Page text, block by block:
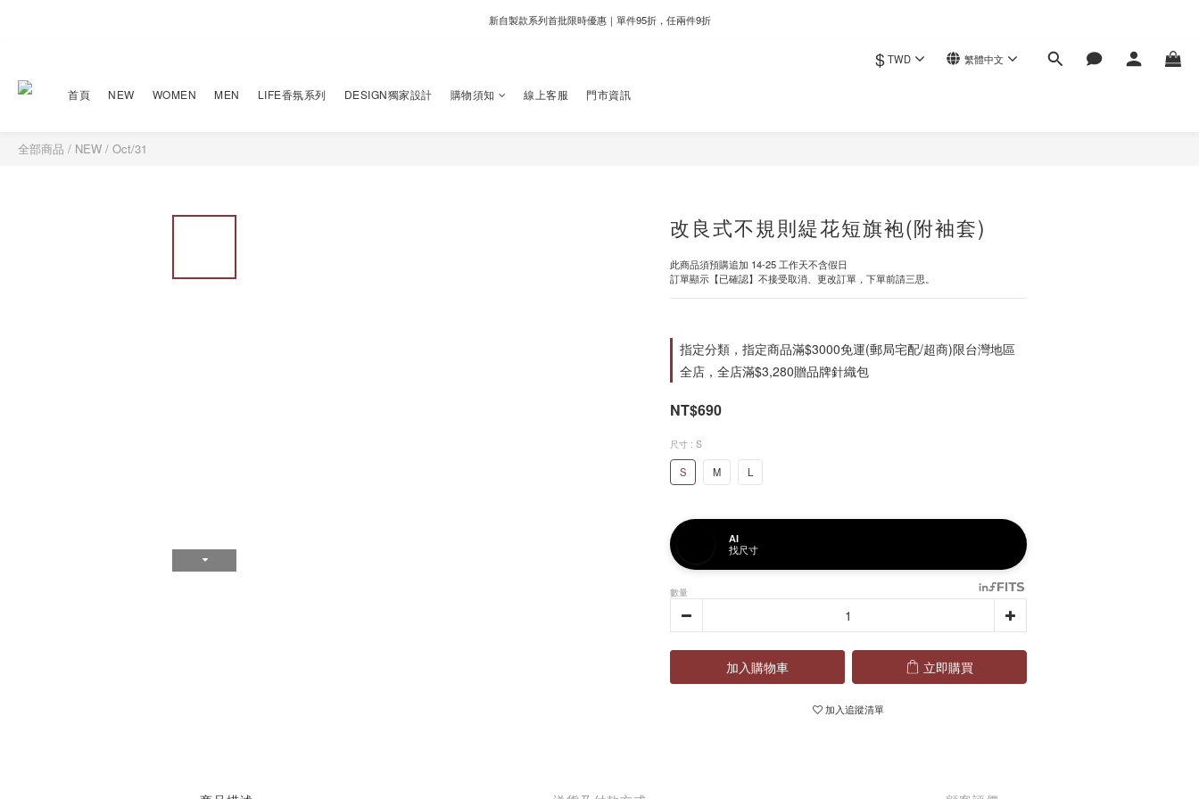
新自製款系列首批限時優惠｜單件95折，任兩件9折
新自製款系列首批限時優惠｜單件95折，任兩件9折
新自製款系列首批限時優惠｜單件95折，任兩件9折
$ TWD 繁體中文
首頁 NEW WOMEN MEN LIFE香氛系列 DESIGN獨家設計 購物須知 線上客服 門市資訊
全部商品 / NEW / Oct/31
改良式不規則緹花短旗袍(附袖套)
此商品須預購追加 14-25 工作天不含假日
訂單顯示【已確認】不接受取消、更改訂單，下單前請三思。
指定分類，指定商品滿$3000免運(郵局宅配/超商)限台灣地區
全店，全店滿$3,280贈品牌針織包
NT$690
尺寸 : S
S M L
AI
找尺寸
數量
加入購物車 立即購買
加入追蹤清單